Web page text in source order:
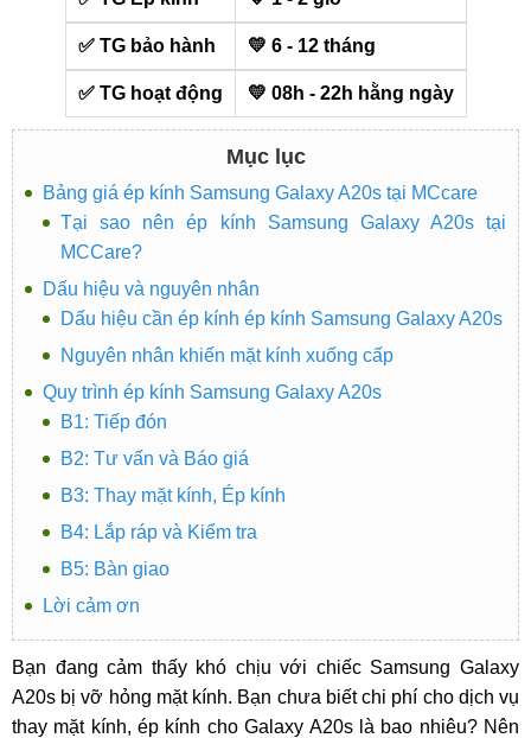
✅ TG bảo hành 💛 6 - 12 tháng
✅ TG hoạt động 💛 08h - 22h hằng ngày
Mục lục
Bảng giá ép kính Samsung Galaxy A20s tại MCcare
Tại sao nên ép kính Samsung Galaxy A20s tại
MCCare?
Dấu hiệu và nguyên nhân
Dấu hiệu cần ép kính ép kính Samsung Galaxy A20s
Nguyên nhân khiến mặt kính xuống cấp
Quy trình ép kính Samsung Galaxy A20s
B1: Tiếp đón
B2: Tư vấn và Báo giá
B3: Thay mặt kính, Ép kính
B4: Lắp ráp và Kiểm tra
B5: Bàn giao
Lời cảm ơn
Bạn đang cảm thấy khó chịu với chiếc Samsung Galaxy
A20s bị vỡ hỏng mặt kính. Bạn chưa biết chi phí cho dịch vụ
thay mặt kính, ép kính cho Galaxy A20s là bao nhiêu? Nên